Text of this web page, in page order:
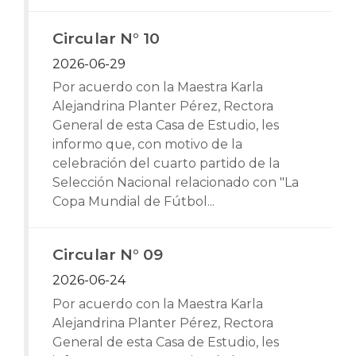
Circular N° 10
2026-06-29
Por acuerdo con la Maestra Karla
Alejandrina Planter Pérez, Rectora
General de esta Casa de Estudio, les
informo que, con motivo de la
celebración del cuarto partido de la
Selección Nacional relacionado con "La
Copa Mundial de Fútbol...
Circular N° 09
2026-06-24
Por acuerdo con la Maestra Karla
Alejandrina Planter Pérez, Rectora
General de esta Casa de Estudio, les